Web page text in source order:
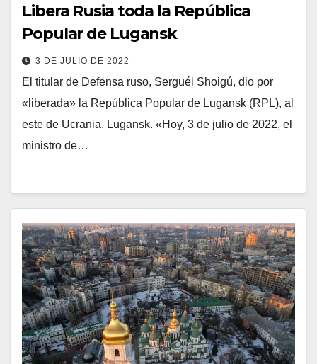
Libera Rusia toda la República
Popular de Lugansk
3 DE JULIO DE 2022
El titular de Defensa ruso, Serguéi Shoigú, dio por
«liberada» la República Popular de Lugansk (RPL), al
este de Ucrania. Lugansk. «Hoy, 3 de julio de 2022, el
ministro de…